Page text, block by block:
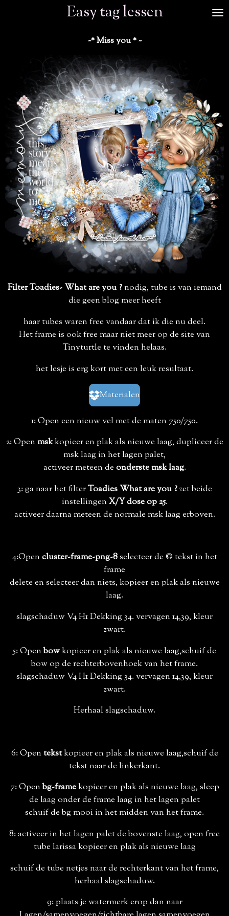
hoofdinhoud
Easy tag lessen
~* Miss you * ~
Filter Toadies- What are you ?nodig, tube is van iemand
die geen blog meer heeft
haar tubes waren free vandaar dat ik die nu deel.
Het frame is ook free maar niet meer op de site van
Tinyturtle te vinden helaas.
het lesje is erg kort met een leuk resultaat.
Materialen
1: Open een nieuw vel met de maten 750/750.
2: Openmskkopieer en plak als nieuwe laag, dupliceer de
msk laag in het lagen palet,
activeer meteen de onderste msk laag.
3: ga naar het filterToadies What are you ?zet beide
instellingenX/Y dose op 25.
activeer daarna meteen de normale msk laag erboven.
4:Opencluster-frame-png-8selecteer de © tekst in het
frame
delete en selecteer dan niets, kopieer en plak als nieuwe
laag.
slagschaduw V4 H1 Dekking 34. vervagen 14,39, kleur
zwart.
5: Openbowkopieer en plak als nieuwe laag,schuif de
bow op de rechterbovenhoek van het frame.
slagschaduw V4 H1 Dekking 34. vervagen 14,39, kleur
zwart.
Herhaal slagschaduw.
6: Open tekstkopieer en plak als nieuwe laag,schuif de
tekst naar de linkerkant.
7: Openbg-framekopieer en plak als nieuwe laag, sleep
de laag onder de frame laag in het lagen palet
schuif de bg mooi in het midden van het frame.
8: activeer in het lagen palet de bovenste laag, open free
tube larissa kopieer en plak als nieuwe laag
schuif de tube netjes naar de rechterkant van het frame,
herhaal slagschaduw.
9: plaats je watermerk erop dan naar